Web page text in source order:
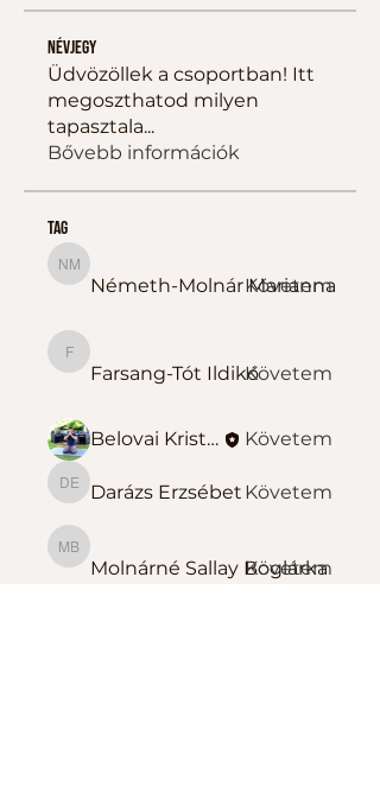
Névjegy
Üdvözöllek a csoportban! Itt
megoszthatod milyen
tapasztala...
Bővebb információk
tag
Németh-Molnár Marianna
Németh-Molnár Marianna
Követem
Farsang-Tót Ildikó
Farsang-Tót IldikóKövetem
Belovai Kristóf Sportedző Követem
Darázs Erzsébet
Darázs Erzsébet Követem
Molnárné Sallay Boglárka
Molnárné Sallay Boglárka
Követem